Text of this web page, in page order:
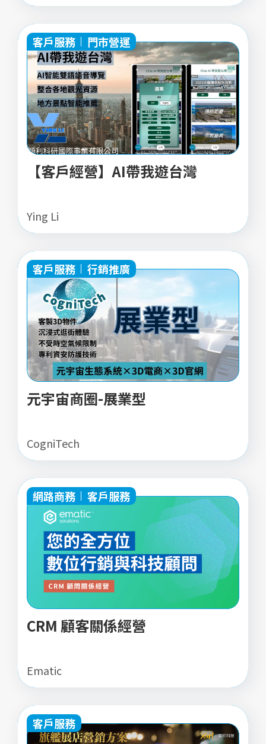
客戶服務 門市營運
【客戶經營】AI帶我遊台灣
Ying Li
客戶服務 行銷推廣
元宇宙商圈-展業型
CogniTech
網路商務 客戶服務
CRM 顧客關係經營
Ematic
客戶服務